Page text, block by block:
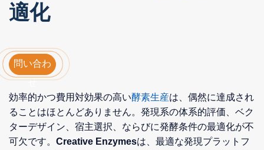
適化
問い合わ
せ
効率的かつ費用対効果の高い酵素生産は、偶然に達成され
ることはほとんどありません。発現系の体系的評価、ベク
ターデザイン、宿主選択、ならびに発酵条件の最適化が不
可欠です。 Creative Enzymesは、最適な発現プラットフ